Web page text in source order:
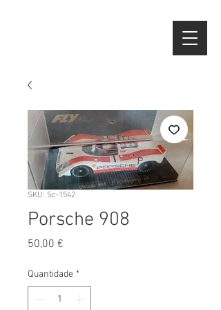
SKU: Sc-1542
Porsche 908
50,00 €
Quantidade *